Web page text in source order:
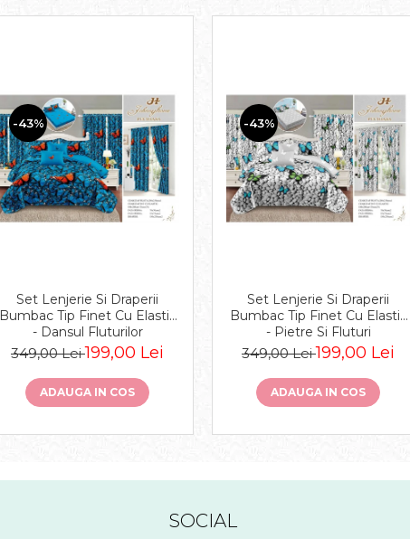
-43%
Set Lenjerie Si Draperii
Bumbac Tip Finet Cu Elastic
- Dansul Fluturilor
349,00 Lei199,00 Lei
ADAUGA IN COS
-43%
Set Lenjerie Si Draperii
Bumbac Tip Finet Cu Elastic
- Pietre Si Fluturi
349,00 Lei199,00 Lei
ADAUGA IN COS
SOCIAL